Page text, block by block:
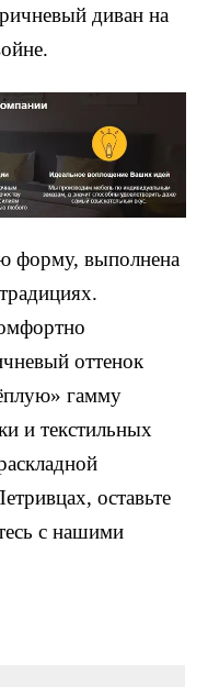
диван на
форму, выполнена
оттенок
гамму
и текстильных
оставьте
с нашими